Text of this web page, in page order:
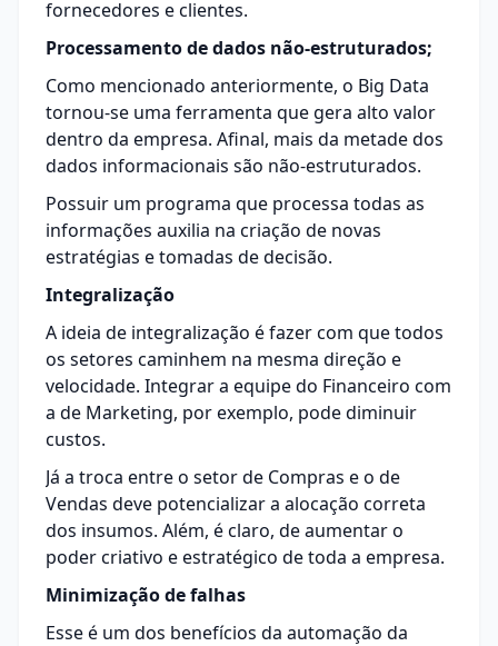
fornecedores e clientes.
Processamento de dados não-estruturados;
Como mencionado anteriormente, o Big Data
tornou-se uma ferramenta que gera alto valor
dentro da empresa. Afinal, mais da metade dos
dados informacionais são não-estruturados.
Possuir um programa que processa todas as
informações auxilia na criação de novas
estratégias e tomadas de decisão.
Integralização
A ideia de integralização é fazer com que todos
os setores caminhem na mesma direção e
velocidade. Integrar a equipe do Financeiro com
a de Marketing, por exemplo, pode diminuir
custos.
Já a troca entre o setor de Compras e o de
Vendas deve potencializar a alocação correta
dos insumos. Além, é claro, de aumentar o
poder criativo e estratégico de toda a empresa.
Minimização de falhas
Esse é um dos benefícios da automação da